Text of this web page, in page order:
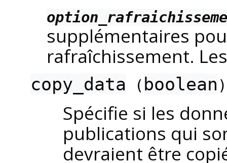
supplémentaires
rafraîchissement.
copy_data ( boolean )
Spécifie si les
publications qui
devraient être